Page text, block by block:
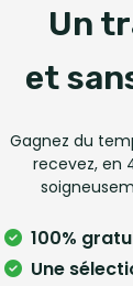
Un
et
Gagnez du
recevez, en
100%
Une